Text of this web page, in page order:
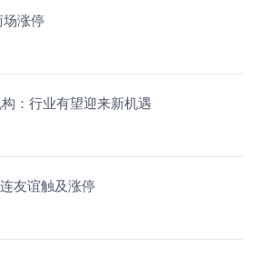
涨停
：行业有望迎来新机遇
友谊触及涨停